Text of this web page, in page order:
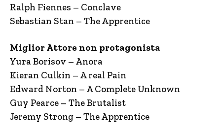
Ralph Fiennes – Conclave
Sebastian Stan – The Apprentice
Miglior Attore non protagonista
Yura Borisov – Anora
Kieran Culkin – A real Pain
Edward Norton – A Complete Unknown
Guy Pearce – The Brutalist
Jeremy Strong – The Apprentice